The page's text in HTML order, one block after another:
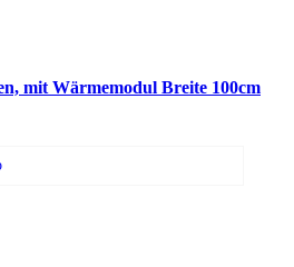
mit Wärmemodul Breite 100cm